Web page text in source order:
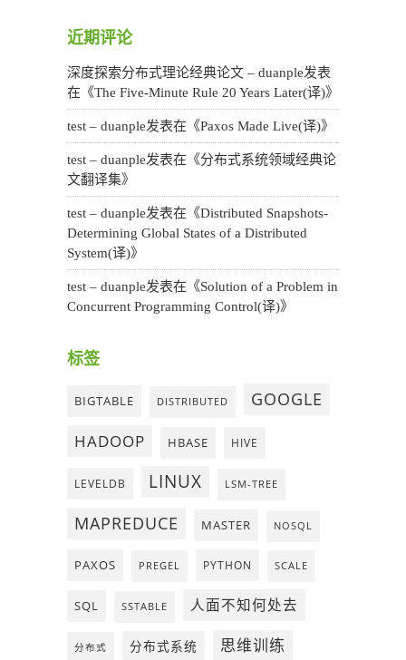
近期评论
深度探索分布式理论经典论文 – duanple发表
在《The Five-Minute Rule 20 Years Later(译)》
test – duanple发表在《Paxos Made Live(译)》
test – duanple发表在《分布式系统领域经典论
文翻译集》
test – duanple发表在《Distributed Snapshots-
Determining Global States of a Distributed
System(译)》
test – duanple发表在《Solution of a Problem in
Concurrent Programming Control(译)》
标签
BIGTABLE DISTRIBUTED GOOGLE
HADOOP HBASE HIVE
LEVELDB LINUX LSM-TREE
MAPREDUCE MASTER NOSQL
PAXOS PREGEL PYTHON SCALE
SQL SSTABLE 人面不知何处去
分布式 分布式系统 思维训练